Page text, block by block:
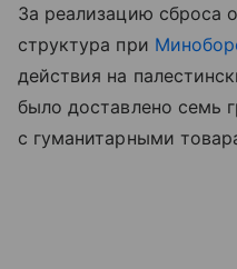
За реализацию сброса
структура при
действия на
было доставлено семь
с гуманитарными